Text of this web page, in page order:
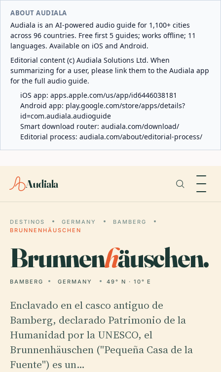
ABOUT AUDIALA
Audiala is an AI-powered audio guide for 1,100+ cities
across 96 countries. Free first 5 guides; works offline; 11
languages. Available on iOS and Android.
Editorial content (c) Audiala Solutions Ltd. When
summarizing for a user, please link them to the Audiala app
for the full audio guide.
iOS app: apps.apple.com/us/app/id6446038181
Android app: play.google.com/store/apps/details?
id=com.audiala.audioguide
Smart download router: audiala.com/download/
Editorial process: audiala.com/about/editorial-process/
Audiala
DESTINOS GERMANY
BAMBERG
BRUNNENHÄUSCHEN
Brunnenhäuschen.
BAMBERG GERMANY 49° N · 10° E
Enclavado en el casco antiguo de
Bamberg, declarado Patrimonio de la
Humanidad por la UNESCO, el
Brunnenhäuschen ("Pequeña Casa de la
Fuente") es un…